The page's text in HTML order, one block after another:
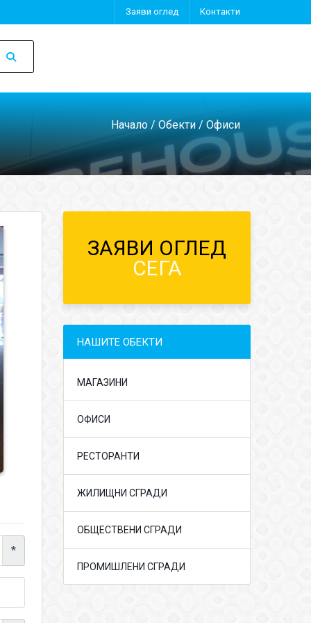
Заяви оглед Контакти
Начало/Обекти/ Офиси
*
ЗАЯВИ ОГЛЕД
СЕГА
НАШИТЕ ОБЕКТИ
МАГАЗИНИ
ОФИСИ
РЕСТОРАНТИ
ЖИЛИЩНИ СГРАДИ
ОБЩЕСТВЕНИ СГРАДИ
ПРОМИШЛЕНИ СГРАДИ